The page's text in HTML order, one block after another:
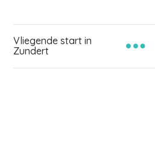
Vliegende start in
Zundert